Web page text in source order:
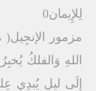
لِلإِيمان0
اللهِ وَالفلكُ